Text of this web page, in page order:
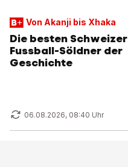
Von Akanji bis Xhaka
Die besten Schweizer
Fussball-Söldner der
Geschichte
06.08.2026, 08:40 Uhr